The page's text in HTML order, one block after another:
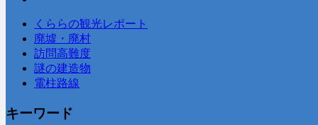
くららの観光レポート
廃墟・廃村
訪問高難度
謎の建造物
電柱路線
キーワード